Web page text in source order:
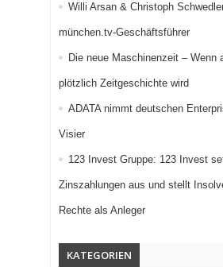
Willi Arsan & Christoph
münchen.tv-Geschäftsführer
Die neue Maschinenzeit – Wenn
plötzlich Zeitgeschichte wird
ADATA nimmt deutschen
Visier
123 Invest Gruppe: 123 Invest
Zinszahlungen aus und stellt
Rechte als Anleger
KATEGORIEN